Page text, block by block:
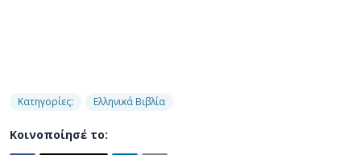
Κατηγορίες: Ελληνικά Βιβλία
Κοινοποίησέ το: